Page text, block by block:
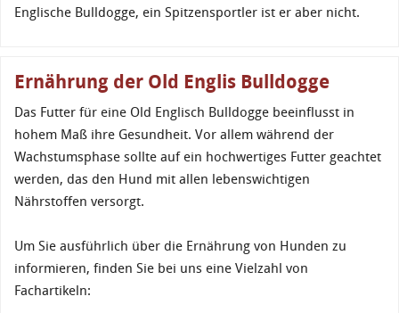
Englische Bulldogge, ein Spitzensportler ist er aber nicht.
Ernährung der Old Englis Bulldogge
Das Futter für eine Old Englisch Bulldogge beeinflusst in
hohem Maß ihre Gesundheit. Vor allem während der
Wachstumsphase sollte auf ein hochwertiges Futter geachtet
werden, das den Hund mit allen lebenswichtigen
Nährstoffen versorgt.
Um Sie ausführlich über die Ernährung von Hunden zu
informieren, finden Sie bei uns eine Vielzahl von
Fachartikeln: